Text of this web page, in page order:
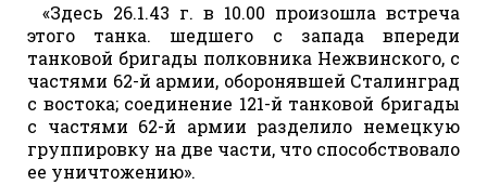
«Здесь 26.1.43 г. в 10.00 произошла встреча
этого танка. шедшего с запада впереди
танковой бригады полковника Нежвинского, с
частями 62-й армии, оборонявшей Сталинград
с востока; соединение 121-й танковой бригады
с частями 62-й армии разделило немецкую
группировку на две части, что способствовало
ее уничтожению».